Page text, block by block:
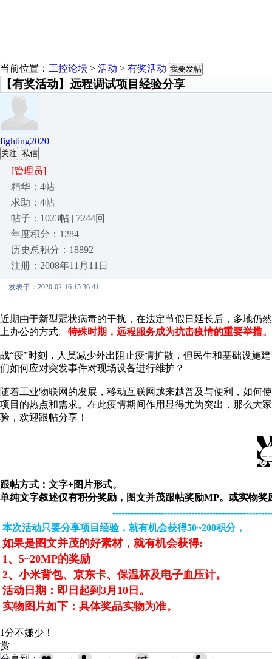
当前位置： 工控论坛 > 活动 > 有奖活动 我要发帖
【有奖活动】远程调试项目经验分享
fighting2020
关注 私信
[管理员]
精华：4帖
求助：4帖
帖子：1023帖 | 7244回
年度积分：1284
历史总积分：18892
注册：2008年11月11日
发表于：2020-02-16 15:36:41
近期由于新型冠状病毒的干扰，在法定节假日延长后，多地仍
上办公的方式。 特殊时期，远程服务成为抗击疫情的重要举措
战“疫”时刻，人员减少外出阻止疫情扩散，但民生和基础设施
们如何应对突发事件对现场设备进行维护？
随着工业物联网的发展，移动互联网越来越普及与便利，如何
项目的热点和需求。在此疫情期间作用显得尤为突出，那么大
验，欢迎跟帖分享！
跟帖方式：文字+图片形式。
单纯文字叙述仅有积分奖励，图文并茂跟帖奖励MP。或实物奖
本次活动只要分享项目经验，就有机会获得50~200积分，
如果是图文并茂的好素材，就有机会获得:
1、5~20MP的奖励
2、小米背包、京东卡、保温杯及电子血压计。
活动日期：即日起到3月10日。
实物图片如下：具体奖品实物为准。
1分不嫌少！
赏